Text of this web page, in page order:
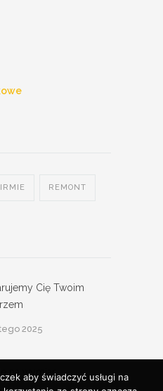
REMONT
Cię Twoim
2025
na wymiar
aby świadczyć usługi na